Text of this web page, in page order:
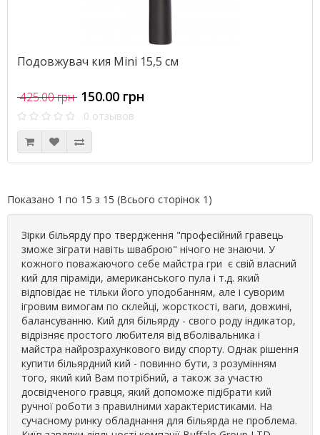
Подовжувач кия Mini 15,5 см
425.00 грн 150.00 грн
0 отзывов
Показано 1 по 15 з 15 (Всього сторінок 1)
Зірки більярду про твердження "професійний гравець
зможе зіграти навіть шваброю" нічого не знаючи. У
кожного поважаючого себе майстра гри є свій власний
кий для піраміди, американського пула і т.д. який
відповідає не тільки його уподобанням, але і суворим
ігровим вимогам по склейці, жорсткості, ваги, довжині,
балансуванню. Кий для більярду - свого роду індикатор,
відрізняє простого любителя від вболівальника і
майстра найрозрахункового виду спорту. Однак рішення
купити більярдний кий - повинно бути, з розумінням
того, який кий Вам потрібний, а також за участю
досвідченого гравця, який допоможе підібрати кий
ручної роботи з правилними характеристиками. На
сучасному ринку обладнання для більярда не проблема.